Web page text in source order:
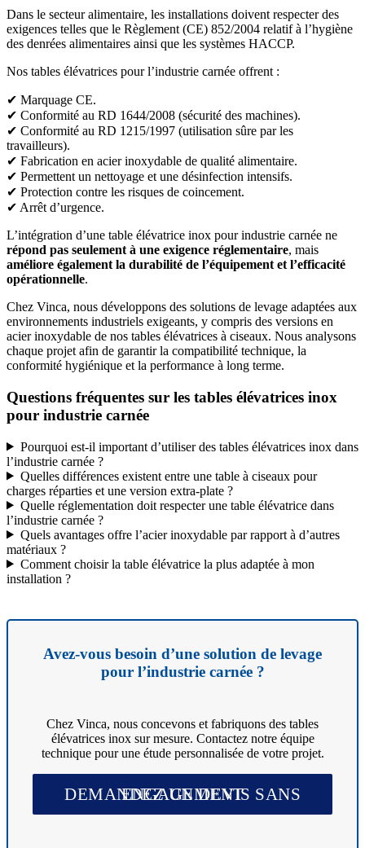
Dans le secteur alimentaire, les installations doivent respecter des
exigences telles que le Règlement (CE) 852/2004 relatif à l’hygiène
des denrées alimentaires ainsi que les systèmes HACCP.
Nos tables élévatrices pour l’industrie carnée offrent :
✔ Marquage CE.
✔ Conformité au RD 1644/2008 (sécurité des machines).
✔ Conformité au RD 1215/1997 (utilisation sûre par les
travailleurs).
✔ Fabrication en acier inoxydable de qualité alimentaire.
✔ Permettent un nettoyage et une désinfection intensifs.
✔ Protection contre les risques de coincement.
✔ Arrêt d’urgence.
L’intégration d’une table élévatrice inox pour industrie carnée ne
répond pas seulement à une exigence réglementaire, mais
améliore également la durabilité de l’équipement et l’efficacité
opérationnelle.
Chez Vinca, nous développons des solutions de levage adaptées aux
environnements industriels exigeants, y compris des versions en
acier inoxydable de nos tables élévatrices à ciseaux. Nous analysons
chaque projet afin de garantir la compatibilité technique, la
conformité hygiénique et la performance à long terme.
Questions fréquentes sur les tables élévatrices inox
pour industrie carnée
Pourquoi est-il important d’utiliser des tables élévatrices inox dans
l’industrie carnée ?
Quelles différences existent entre une table à ciseaux pour
charges réparties et une version extra-plate ?
Quelle réglementation doit respecter une table élévatrice dans
l’industrie carnée ?
Quels avantages offre l’acier inoxydable par rapport à d’autres
matériaux ?
Comment choisir la table élévatrice la plus adaptée à mon
installation ?
Avez-vous besoin d’une solution de levage
pour l’industrie carnée ?
Chez Vinca, nous concevons et fabriquons des tables
élévatrices inox sur mesure. Contactez notre équipe
technique pour une étude personnalisée de votre projet.
DEMANDEZ UN DEVIS SANS ENGAGEMENT